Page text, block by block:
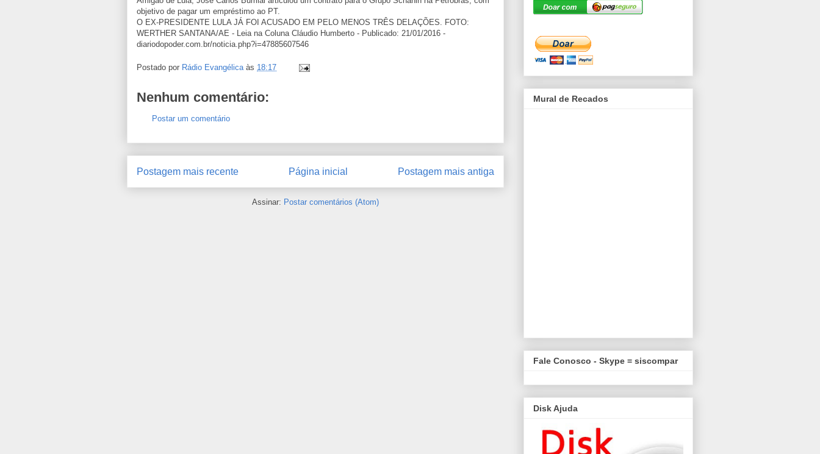
objetivo de pagar um empréstimo ao PT.
O EX-PRESIDENTE LULA JÁ FOI ACUSADO EM PELO MENOS TRÊS DELAÇÕES. FOTO:
WERTHER SANTANA/AE - Leia na Coluna Cláudio Humberto - Publicado: 21/01/2016 -
diariodopoder.com.br/noticia.php?i=47885607546
Postado por Rádio Evangélica às 18:17
Nenhum comentário:
Postar um comentário
Postagem mais recente Postagem mais antiga
Página inicial
Assinar: Postar comentários (Atom)
Mural de Recados
Fale Conosco - Skype = siscompar
Disk Ajuda